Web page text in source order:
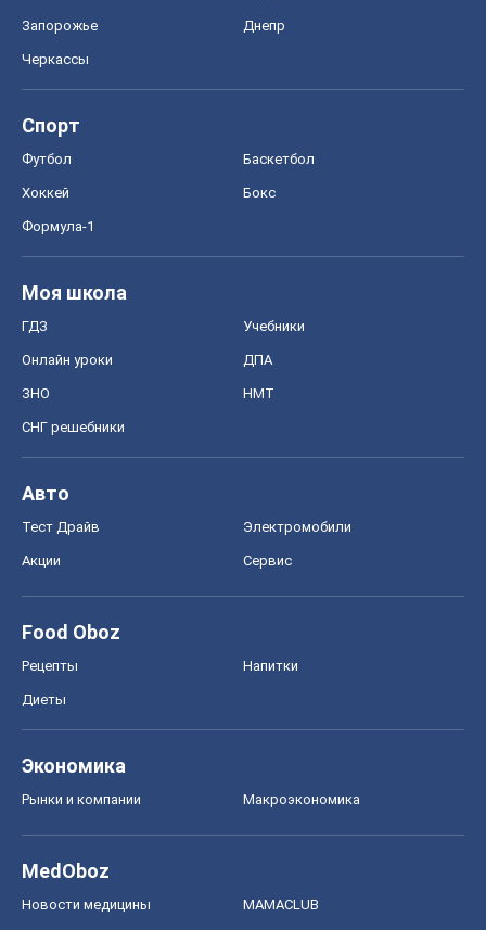
Запорожье Днепр
Черкассы
Спорт
Футбол Баскетбол
Хоккей Бокс
Формула-1
Моя школа
ГДЗ Учебники
Онлайн уроки ДПА
ЗНО НМТ
СНГ решебники
Авто
Тест Драйв Электромобили
Акции Сервис
Food Oboz
Рецепты Напитки
Диеты
Экономика
Рынки и компании Mакроэкономика
MedOboz
Новости медицины MAMACLUB